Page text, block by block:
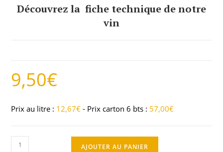
Découvrez la fiche technique de notre
vin
9,50€
Prix au litre : 12,67€ - Prix carton 6 bts : 57,00€
AJOUTER AU PANIER